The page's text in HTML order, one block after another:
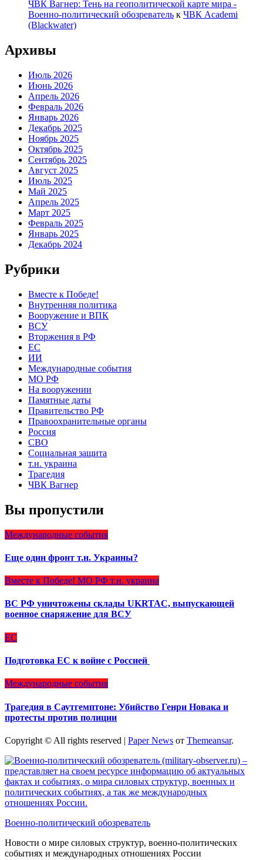
ЧВК Вагнер: Тень на геополитической карте мира -
Военно-политический обозреватель к ЧВК Academi
(Blackwater)
Архивы
Июль 2026
Июнь 2026
Апрель 2026
Февраль 2026
Январь 2026
Декабрь 2025
Ноябрь 2025
Октябрь 2025
Сентябрь 2025
Август 2025
Июль 2025
Май 2025
Апрель 2025
Март 2025
Февраль 2025
Январь 2025
Декабрь 2024
Рубрики
Вместе к Победе!
Внутренняя политика
Вооружение и ВПК
ВСУ
Вторжения в РФ
ЕС
ИИ
Международные события
МО РФ
На вооружении
Памятные даты
Правительство РФ
Правоохранительные органы
Россия
СВО
Социальная защита
т.н. украина
Трагедия
ЧВК Вагнер
Вы пропустили
Международные события
Еще один фронт т.н. Украины?
Вместе к Победе! МО РФ т.н. украина
ВС РФ уничтожены склады UKRTAC, выпускающей
военное снаряжение для ВСУ
ЕС
Подготовка ЕС к войне с Россией
Международные события
Трагедия в Саутгемптоне: Убийство Генри Новака и
протесты против полиции
Copyright © All rights reserved | Paper News от Themeansar.
Военно-политический обозреватель
Новости о мире силовых структур, военно-политических
событиях и международных отношениях России